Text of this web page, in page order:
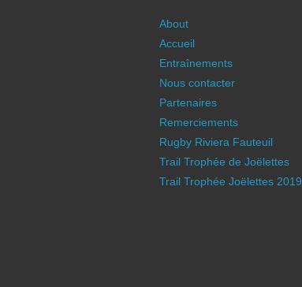
About
Accueil
Entraînements
Nous contacter
Partenaires
Remerciements
Rugby Riviera Fauteuil
Trail Trophée de Joëlettes
Trail Trophée Joëlettes 2019